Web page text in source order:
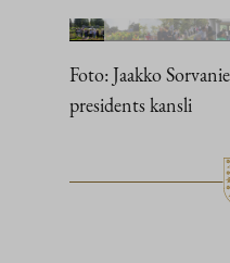
Foto: Jaakko
presidents kansli